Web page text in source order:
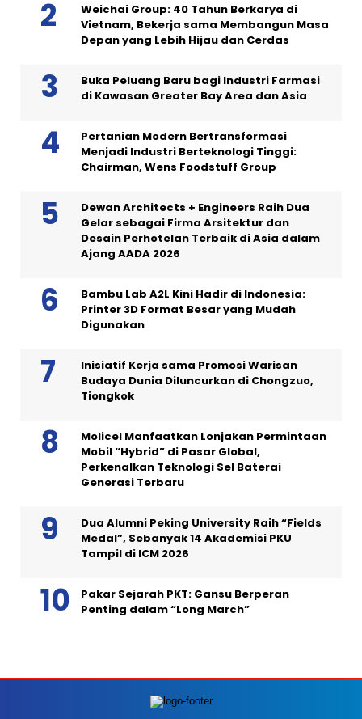
Weichai Group: 40 Tahun Berkarya di
Vietnam, Bekerja sama Membangun Masa
Depan yang Lebih Hijau dan Cerdas
Buka Peluang Baru bagi Industri Farmasi
di Kawasan Greater Bay Area dan Asia
Pertanian Modern Bertransformasi
Menjadi Industri Berteknologi Tinggi:
Chairman, Wens Foodstuff Group
Dewan Architects + Engineers Raih Dua
Gelar sebagai Firma Arsitektur dan
Desain Perhotelan Terbaik di Asia dalam
Ajang AADA 2026
Bambu Lab A2L Kini Hadir di Indonesia:
Printer 3D Format Besar yang Mudah
Digunakan
Inisiatif Kerja sama Promosi Warisan
Budaya Dunia Diluncurkan di Chongzuo,
Tiongkok
Molicel Manfaatkan Lonjakan Permintaan
Mobil “Hybrid” di Pasar Global,
Perkenalkan Teknologi Sel Baterai
Generasi Terbaru
Dua Alumni Peking University Raih “Fields
Medal”, Sebanyak 14 Akademisi PKU
Tampil di ICM 2026
Pakar Sejarah PKT: Gansu Berperan
Penting dalam “Long March”